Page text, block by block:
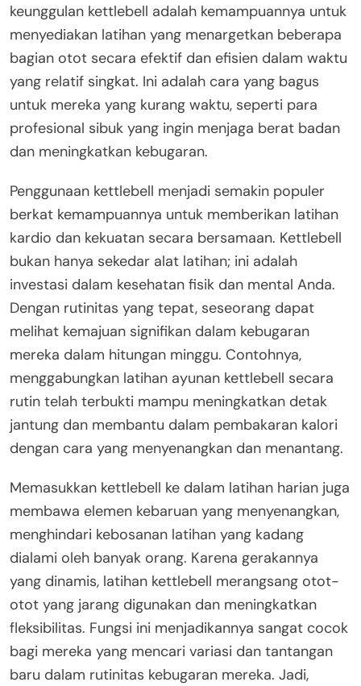
keunggulan kettlebell adalah kemampuannya untuk
menyediakan latihan yang menargetkan beberapa
bagian otot secara efektif dan efisien dalam waktu
yang relatif singkat. Ini adalah cara yang bagus
untuk mereka yang kurang waktu, seperti para
profesional sibuk yang ingin menjaga berat badan
dan meningkatkan kebugaran.
Penggunaan kettlebell menjadi semakin populer
berkat kemampuannya untuk memberikan latihan
kardio dan kekuatan secara bersamaan. Kettlebell
bukan hanya sekedar alat latihan; ini adalah
investasi dalam kesehatan fisik dan mental Anda.
Dengan rutinitas yang tepat, seseorang dapat
melihat kemajuan signifikan dalam kebugaran
mereka dalam hitungan minggu. Contohnya,
menggabungkan latihan ayunan kettlebell secara
rutin telah terbukti mampu meningkatkan detak
jantung dan membantu dalam pembakaran kalori
dengan cara yang menyenangkan dan menantang.
Memasukkan kettlebell ke dalam latihan harian juga
membawa elemen kebaruan yang menyenangkan,
menghindari kebosanan latihan yang kadang
dialami oleh banyak orang. Karena gerakannya
yang dinamis, latihan kettlebell merangsang otot-
otot yang jarang digunakan dan meningkatkan
fleksibilitas. Fungsi ini menjadikannya sangat cocok
bagi mereka yang mencari variasi dan tantangan
baru dalam rutinitas kebugaran mereka. Jadi,